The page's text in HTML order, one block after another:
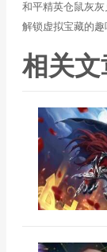
和平精英仓鼠灰
解锁虚拟宝藏的趣
相关文